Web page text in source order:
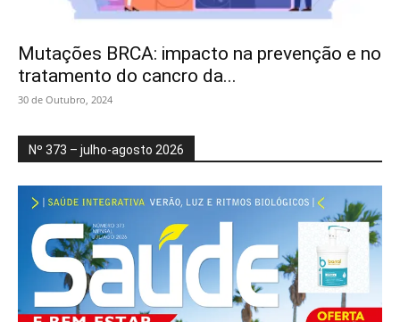
Mutações BRCA: impacto na prevenção e no
tratamento do cancro da...
30 de Outubro, 2024
Nº 373 – julho-agosto 2026